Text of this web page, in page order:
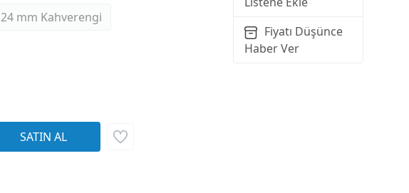
24 mm Kahverengi
Fiyatı Düşünce
Haber Ver